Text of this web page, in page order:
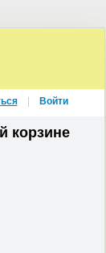
корзине
Войти